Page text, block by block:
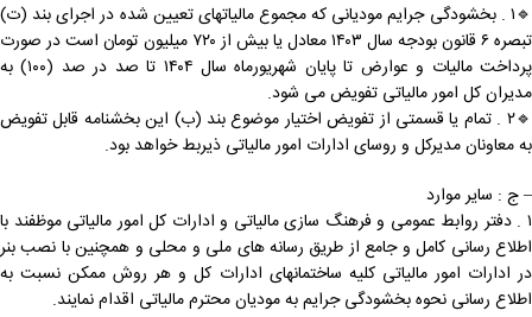
🔹۱ . بخشودگی جرایم مودیانی که مجموع مالیاتهای تعیین شده در اجرای بند (ت)
تبصره ۶ قانون بودجه سال ۱۴۰۳ معادل یا بیش از ۷۲۰ میلیون تومان است در صورت
پرداخت مالیات و عوارض تا پایان شهریورماه سال ۱۴۰۴ تا صد در صد (۱۰۰) به
مدیران کل امور مالیاتی تفویض می شود.
🔹۲ . تمام یا قسمتی از تفویض اختیار موضوع بند (ب) این بخشنامه قابل تفویض
به معاونان مدیرکل و روسای ادارات امور مالیاتی ذیربط خواهد بود.
– ج : سایر موارد
۱ . دفتر روابط عمومی و فرهنگ سازی مالیاتی و ادارات کل امور مالیاتی موظفند با
اطلاع رسانی کامل و جامع از طریق رسانه های ملی و محلی و همچنین با نصب بنر
در ادارات امور مالیاتی کلیه ساختمانهای ادارات کل و هر روش ممکن نسبت به
اطلاع رسانی نحوه بخشودگی جرایم به مودیان محترم مالیاتی اقدام نمایند.